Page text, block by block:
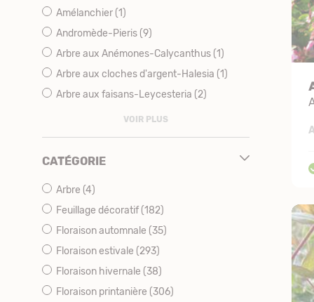
Amélanchier (1)
Andromède-Pieris (9)
Arbre aux Anémones-Calycanthus (1)
Arbre aux cloches d'argent-Halesia (1)
Arbre aux faisans-Leycesteria (2)
VOIR PLUS
CATÉGORIE
Arbre (4)
Feuillage décoratif(182)
Floraison automnale (35)
Floraison estivale (293)
Floraison hivernale (38)
Floraison printanière (306)